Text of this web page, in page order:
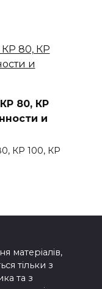
80, КР
и
КР 100, КР
матеріалів,
тільки з
та з